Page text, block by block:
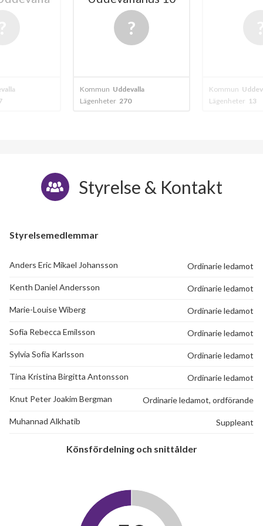
Kommun Uddevalla
Lägenheter 13
Kommun
Lägenheter 56
Styrelse & Kontakt
Styrelsemedlemmar
Anders Eric Mikael Johansson Ordinarie ledamot
Kenth Daniel Andersson Ordinarie ledamot
Marie-Louise Wiberg Ordinarie ledamot
Sofia Rebecca Emilsson Ordinarie ledamot
Sylvia Sofia Karlsson Ordinarie ledamot
Tina Kristina Birgitta Antonsson Ordinarie ledamot
Knut Peter Joakim Bergman Ordinarie ledamot, ordförande
Muhannad Alkhatib Suppleant
Könsfördelning och snittålder